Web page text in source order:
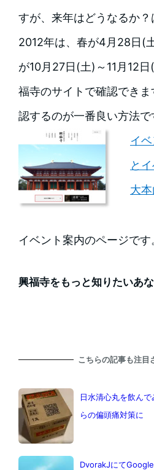
すが、来年はどうなるか？
2012年は、春が4月28日(
が10月27日(土)～11月12
福寺のサイトで確認でき
認するのが一番良い方法で
イ
と
大
イベント案内のページです
興福寺をもっと知りたいあ
こちらの記事も注目
日水清心丸を飲ん
らの偏頭痛対策に
DvorakJにて